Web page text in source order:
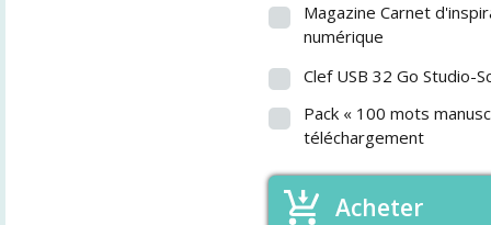
Magazine Carnet
numérique
Clef USB 32 Go Studio-
Pack « 100 mots
téléchargement
Acheter